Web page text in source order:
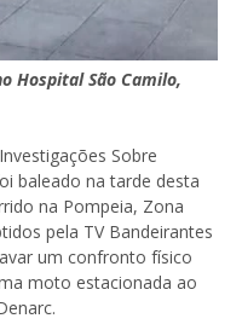
Hospital São Camilo,
Sobre
baleado na tarde desta
na Pompeia, Zona
pela TV Bandeirantes
um confronto físico
moto estacionada ao